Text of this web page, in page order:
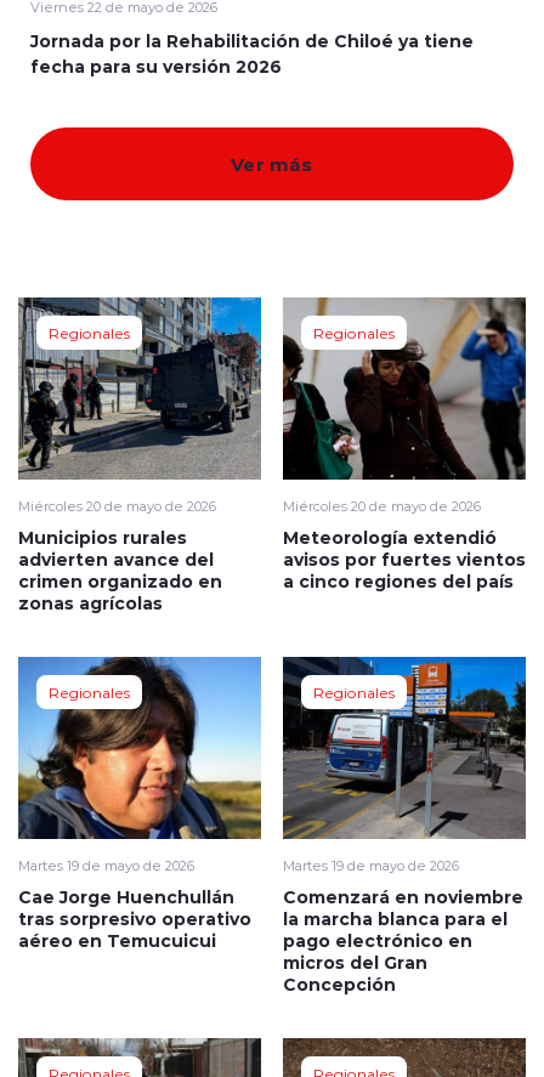
Quienes Somos
Viernes 22 de mayo de 2026
Jornada por la Rehabilitación de Chiloé ya tiene
fecha para su versión 2026
Ver más
Regionales
Miércoles 20 de mayo de 2026
Municipios rurales
advierten avance del
crimen organizado en
zonas agrícolas
Regionales
Miércoles 20 de mayo de 2026
Meteorología extendió
avisos por fuertes vientos
a cinco regiones del país
Regionales
Martes 19 de mayo de 2026
Cae Jorge Huenchullán
tras sorpresivo operativo
aéreo en Temucuicui
Regionales
Martes 19 de mayo de 2026
Comenzará en noviembre
la marcha blanca para el
pago electrónico en
micros del Gran
Concepción
Regionales Regionales